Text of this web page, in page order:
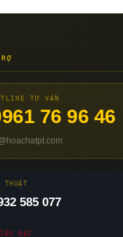
TƯ VẤN
76 96 46
THUẬT
585 077
NẠI